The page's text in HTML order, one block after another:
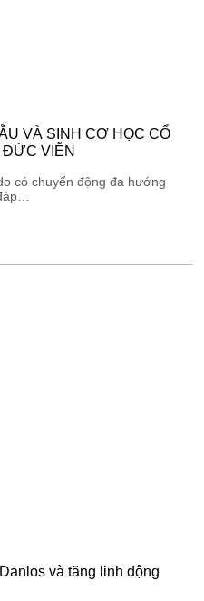
VÀ SINH CƠ HỌC CỔ
ĐỨC VIỄN
có chuyển động đa hướng
và tăng linh động